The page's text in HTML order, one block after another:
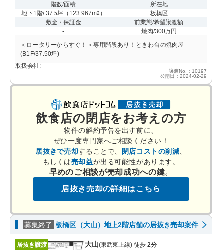
階数/面積
地下1階/ 37.5坪（ 123.967m2 ）
所在地
板橋区
敷金・保証金
-
前業態/希望譲渡額
焼肉/300万円
＜ロータリーからすぐ！＞専用階段あり！ときわ台の焼肉屋
(B1F/37.50坪)
取扱会社: －
譲渡No.：10197
公開日：2024-02-29
飲食店の閉店をお考えの方
物件の解約予告を出す前に、
ぜひ一度専門家へご相談ください！
居抜きで売却することで、 閉店コストの削減
もしくは売却益が出る可能性があります。
早めのご相談が売却成功への鍵。
居抜き売却の詳細はこちら
募集終了 板橋区（大山）地上2階店舗の居抜き売却案件
居抜き譲渡 大山(東武東上線) 徒歩 2分